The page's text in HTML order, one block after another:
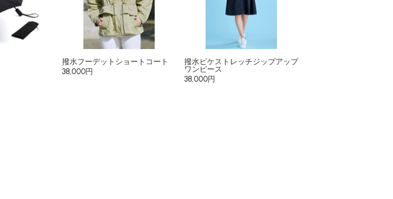
撥水フーデットショートコート
38,000円
撥水ピケストレッチジップアップ
ワンピース
38,000円